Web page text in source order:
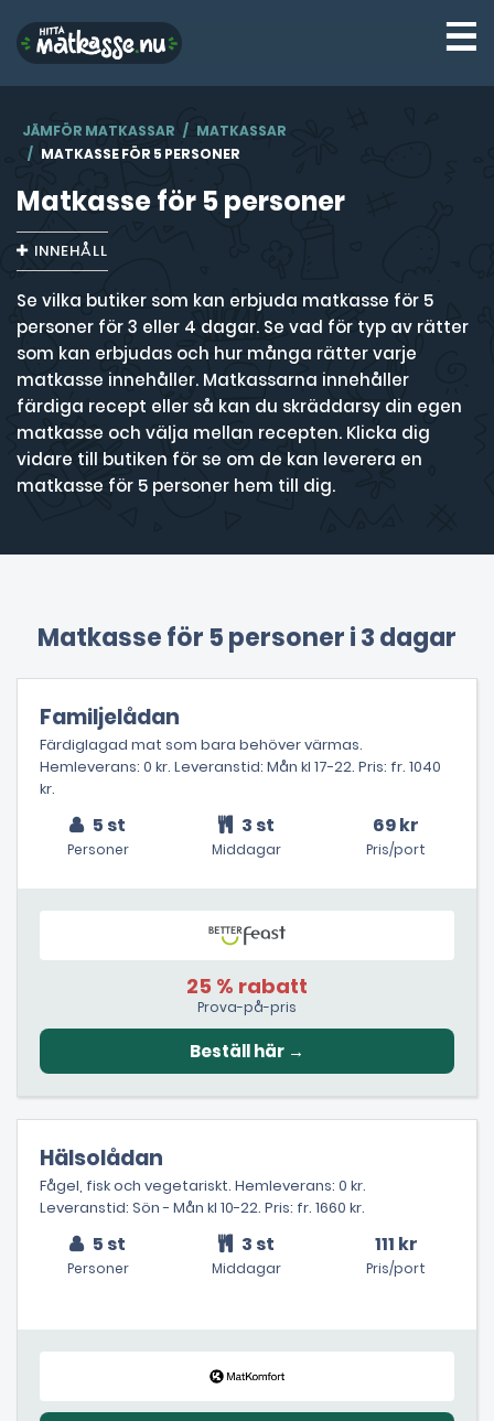
☰
JÄMFÖR MATKASSAR
MATKASSAR
MATKASSE FÖR 5 PERSONER
Matkasse för 5 personer
INNEHÅLL
Se vilka butiker som kan erbjuda matkasse för 5
personer för 3 eller 4 dagar. Se vad för typ av rätter
som kan erbjudas och hur många rätter varje
matkasse innehåller. Matkassarna innehåller
färdiga recept eller så kan du skräddarsy din egen
matkasse och välja mellan recepten. Klicka dig
vidare till butiken för se om de kan leverera en
matkasse för 5 personer hem till dig.
Matkasse för 5 personer i 3 dagar
Familjelådan
Färdiglagad mat som bara behöver värmas.
Hemleverans: 0 kr. Leveranstid: Mån kl 17-22. Pris: fr. 1040
kr.
5 st
Personer
3 st
Middagar
69 kr
Pris/port
25 % rabatt
Prova-på-pris
Hälsolådan
Fågel, fisk och vegetariskt. Hemleverans: 0 kr.
Leveranstid: Sön - Mån kl 10-22. Pris: fr. 1660 kr.
5 st
Personer
3 st
Middagar
111 kr
Pris/port